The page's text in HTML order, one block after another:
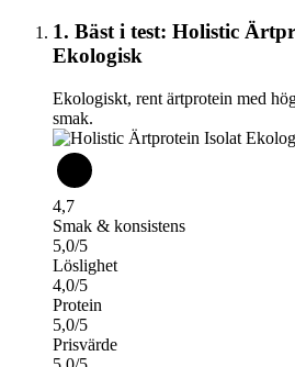
1. Bäst i test: Holistic
Ekologisk
Ekologiskt, rent ärtprotein med
smak.
4,7
Smak & konsistens
5,0/5
Löslighet
4,0/5
Protein
5,0/5
Prisvärde